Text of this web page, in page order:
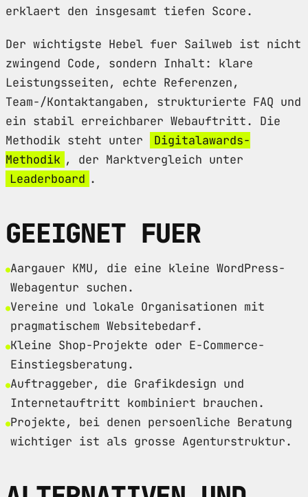
erklaert den insgesamt tiefen Score.
Der wichtigste Hebel fuer Sailweb ist nicht
zwingend Code, sondern Inhalt: klare
Leistungsseiten, echte Referenzen,
Team-/Kontaktangaben, strukturierte FAQ und
ein stabil erreichbarer Webauftritt. Die
Methodik steht unter
Digitalawards-
Methodik , der Marktvergleich unter
Leaderboard .
GEEIGNET FUER
Aargauer KMU, die eine kleine WordPress-
Webagentur suchen.
Vereine und lokale Organisationen mit
pragmatischem Websitebedarf.
Kleine Shop-Projekte oder E-Commerce-
Einstiegsberatung.
Auftraggeber, die Grafikdesign und
Internetauftritt kombiniert brauchen.
Projekte, bei denen persoenliche Beratung
wichtiger ist als grosse Agenturstruktur.